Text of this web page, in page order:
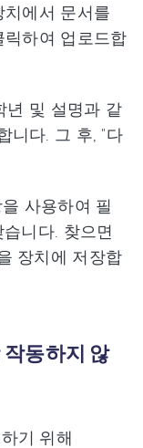
치에서 문서를
릭하여 업로드합
년 및 설명과 같
니다. 그 후, "다
사용하여 필
니다. 찾으면
장치에 저장합
동하지 않
기 위해